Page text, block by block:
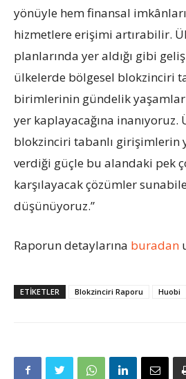
yönüyle hem finansal
hizmetlere erişimi artırabilir.
planlarında yer aldığı gibi
ülkelerde bölgesel blokzinciri
birimlerinin gündelik
yer kaplayacağına inanıyoruz.
blokzinciri tabanlı girişimlerin
verdiği güçle bu alandaki pek
karşılayacak çözümler
düşünüyoruz.”
Raporun detaylarına buradan
ETIKETLER Blokzinciri Raporu Huobi